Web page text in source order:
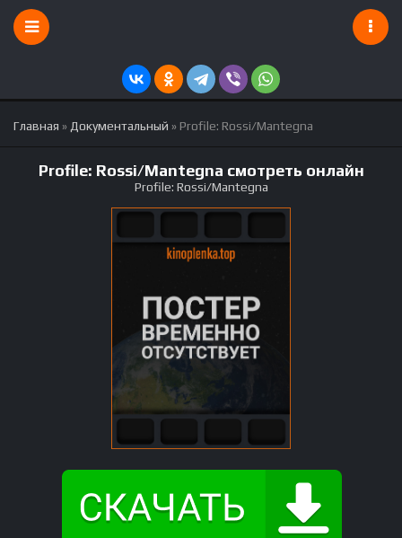
Главная » Документальный » Profile: Rossi/Mantegna
Profile: Rossi/Mantegna смотреть онлайн
Profile: Rossi/Mantegna